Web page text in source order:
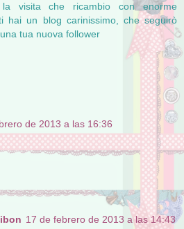
visita che ricambio con enorme
hai un blog carinissimo, che seguirò
tua nuova follower
de 2013 a las 16:36
17 de febrero de 2013 a las 14:43